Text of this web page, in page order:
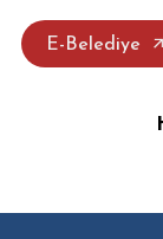
E-Belediye